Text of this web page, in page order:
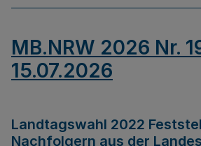
MB.NRW 2026 Nr.
15.07.2026
Landtagswahl 2022
Nachfolgern aus der